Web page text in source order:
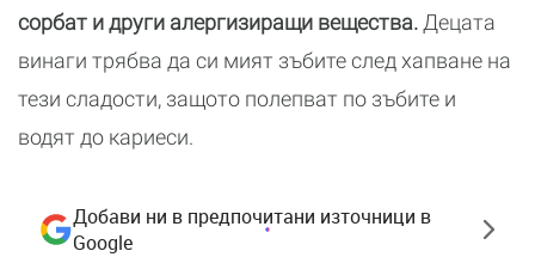
сорбат и други алергизиращи вещества. Децата
винаги трябва да си мият зъбите след хапване на
тези сладости, защото полепват по зъбите и
водят до кариеси.
Добави ни в предпочитани източници в
Google